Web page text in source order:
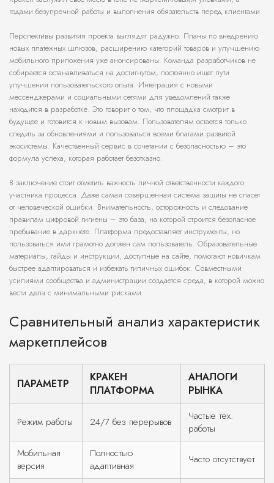
годами безупречной работы и выполнения обязательств перед клиентами.
Перспективы развития проекта выглядят радужно. Планы по внедрению
новых платежных шлюзов, расширению категорий товаров и улучшению
мобильного приложения уже анонсированы. Команда разработчиков не
собирается останавливаться на достигнутом, постоянно ищет пути
улучшения пользовательского опыта. Интеграция с новыми
мессенджерами и социальными сетями для уведомлений также
находится в разработке. Это говорит о том, что площадка смотрит в
будущее и готовится к новым вызовам. Пользователям остается только
следить за обновлениями и пользоваться всеми благами развитой
экосистемы. Качественный сервис в сочетании с безопасностью – это
формула успеха, которая работает безотказно.
В заключение стоит отметить важность личной ответственности каждого
участника процесса. Даже самая совершенная система защиты не спасет
от человеческой ошибки. Внимательность, осторожность и следование
правилам цифровой гигиены – это база, на которой строится безопасное
пребывание в даркнете. Платформа предоставляет инструменты, но
пользоваться ими грамотно должен сам пользователь. Образовательные
материалы, гайды и инструкции, доступные на сайте, помогают новичкам
быстрее адаптироваться и избежать типичных ошибок. Совместными
усилиями сообщества и администрации создается среда, в которой можно
вести дела с минимальными рисками.
Сравнительный анализ характеристик
маркетплейсов
ПАРАМЕТР
КРАКЕН
ПЛАТФОРМА
АНАЛОГИ
РЫНКА
Режим работы 24/7 без перерывов
Частые тех.
работы
Мобильная
версия
Полностью
адаптивная
Часто отсутствует